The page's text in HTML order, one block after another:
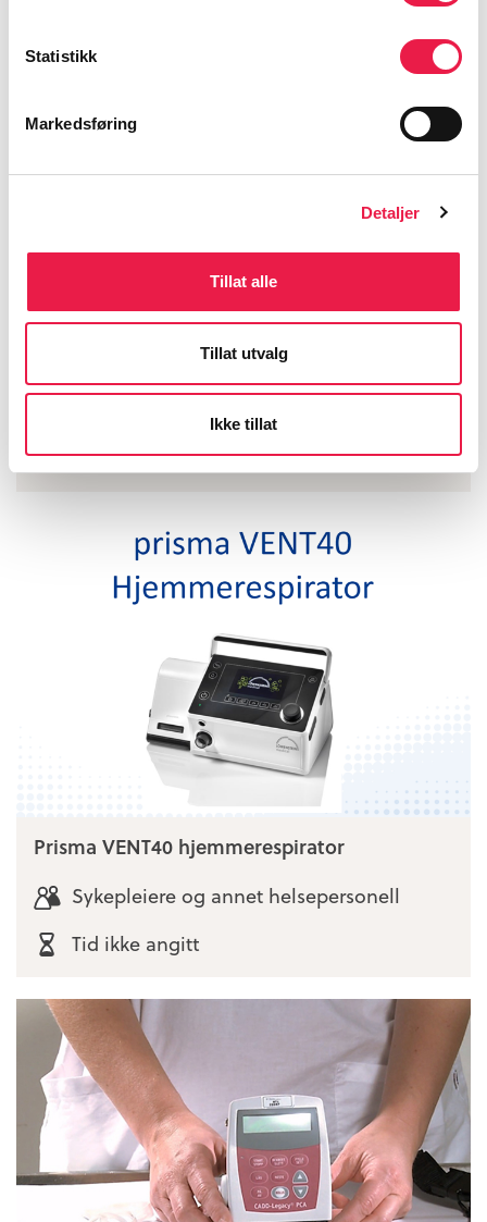
Statistikk
Markedsføring
Detaljer
Tillat alle
Tillat utvalg
Ikke tillat
Stasjonære oksygen­konsentratorer
Helsepersonell som skal bistå med
behandlings­hjelpemidler.
Variabelt, avhenger av hvordan kurset tas
i bruk
Prisma VENT40 hjemmerespirator
Sykepleiere og annet helsepersonell
Tid ikke angitt